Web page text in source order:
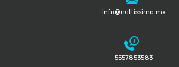
info@nettissimo.mx
5557853583